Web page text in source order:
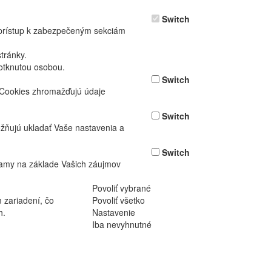
k zabezpečeným sekciám
osobou.
Switch
zhromažďujú údaje
Switch
ukladať Vaše nastavenia a
Switch
na základe Vašich záujmov
Switch
Povoliť vybrané
zariadení, čo
Povoliť všetko
Nastavenie
Iba nevyhnutné